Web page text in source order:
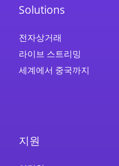
Solutions
전자상거래
라이브 스트리밍
세계에서 중국까지
지원